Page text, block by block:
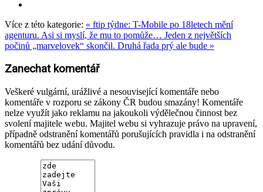
Více z této kategorie: « ftip týdne: T-Mobile po 18letech mění
agenturu. Asi si myslí, že mu to pomůže… Jeden z největších
počinů „marvelovek“ skončil. Druhá řada prý ale bude »
Zanechat komentář
Veškeré vulgární, urážlivé a nesouvisející komentáře nebo
komentáře v rozporu se zákony ČR budou smazány! Komentáře
nelze využít jako reklamu na jakoukoli výdělečnou činnost bez
svolení majitele webu. Majitel webu si vyhrazuje právo na upravení,
případně odstranění komentářů porušujících pravidla i na odstranění
komentářů bez udání důvodu.